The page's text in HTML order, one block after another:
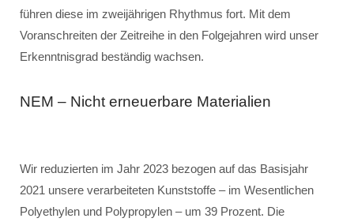
führen diese im zweijährigen Rhythmus fort. Mit dem
Voranschreiten der Zeitreihe in den Folgejahren wird unser
Erkenntnisgrad beständig wachsen.
NEM – Nicht erneuerbare Materialien
Wir reduzierten im Jahr 2023 bezogen auf das Basisjahr
2021 unsere verarbeiteten Kunststoffe – im Wesentlichen
Polyethylen und Polypropylen – um 39 Prozent. Die